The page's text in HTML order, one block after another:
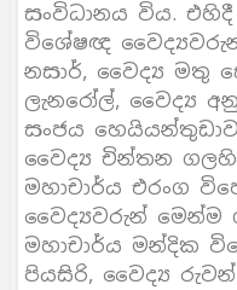
සංවිධානය විය.
විශේෂඥ
නසාර්, වෛද්‍ය මතු
ලැනරෝල්, වෛද්‍ය
සංජය
වෛද්‍ය චින්තන
මහාචාර්ය එරංග
වෛද්‍යවරුන් මෙන්ම
මහාචාර්ය මන්දික
පියසිරි, වෛද්‍ය